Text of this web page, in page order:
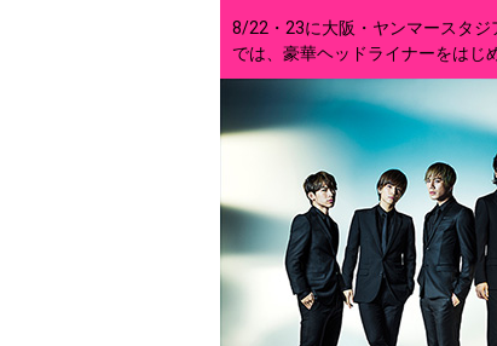
8/22・23に大阪・ヤンマースタジ
では、豪華ヘッドライナーをはじ